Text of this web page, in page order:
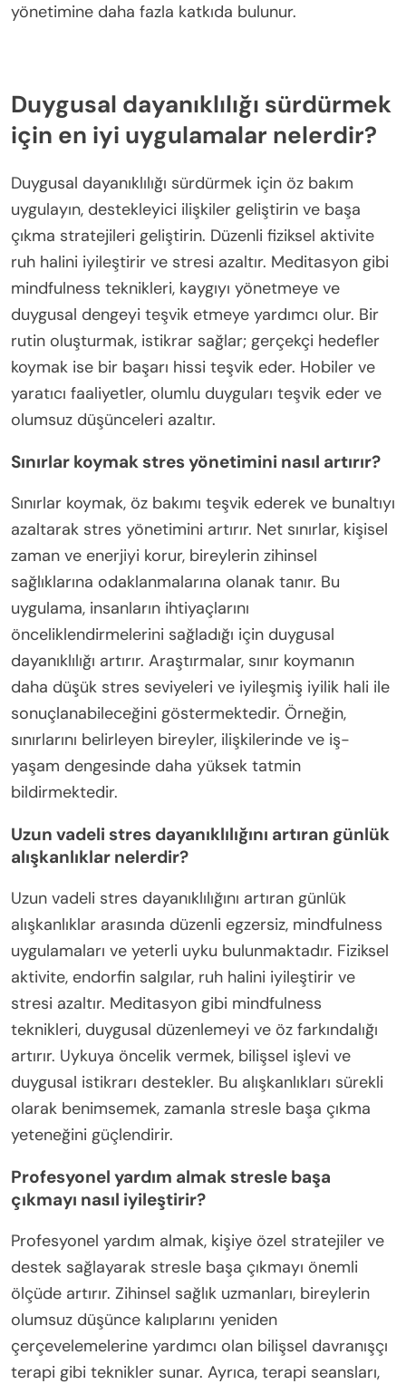
yönetimine daha fazla katkıda bulunur.
Duygusal dayanıklılığı sürdürmek
için en iyi uygulamalar nelerdir?
Duygusal dayanıklılığı sürdürmek için öz bakım
uygulayın, destekleyici ilişkiler geliştirin ve başa
çıkma stratejileri geliştirin. Düzenli fiziksel aktivite
ruh halini iyileştirir ve stresi azaltır. Meditasyon gibi
mindfulness teknikleri, kaygıyı yönetmeye ve
duygusal dengeyi teşvik etmeye yardımcı olur. Bir
rutin oluşturmak, istikrar sağlar; gerçekçi hedefler
koymak ise bir başarı hissi teşvik eder. Hobiler ve
yaratıcı faaliyetler, olumlu duyguları teşvik eder ve
olumsuz düşünceleri azaltır.
Sınırlar koymak stres yönetimini nasıl artırır?
Sınırlar koymak, öz bakımı teşvik ederek ve bunaltıyı
azaltarak stres yönetimini artırır. Net sınırlar, kişisel
zaman ve enerjiyi korur, bireylerin zihinsel
sağlıklarına odaklanmalarına olanak tanır. Bu
uygulama, insanların ihtiyaçlarını
önceliklendirmelerini sağladığı için duygusal
dayanıklılığı artırır. Araştırmalar, sınır koymanın
daha düşük stres seviyeleri ve iyileşmiş iyilik hali ile
sonuçlanabileceğini göstermektedir. Örneğin,
sınırlarını belirleyen bireyler, ilişkilerinde ve iş-
yaşam dengesinde daha yüksek tatmin
bildirmektedir.
Uzun vadeli stres dayanıklılığını artıran günlük
alışkanlıklar nelerdir?
Uzun vadeli stres dayanıklılığını artıran günlük
alışkanlıklar arasında düzenli egzersiz, mindfulness
uygulamaları ve yeterli uyku bulunmaktadır. Fiziksel
aktivite, endorfin salgılar, ruh halini iyileştirir ve
stresi azaltır. Meditasyon gibi mindfulness
teknikleri, duygusal düzenlemeyi ve öz farkındalığı
artırır. Uykuya öncelik vermek, bilişsel işlevi ve
duygusal istikrarı destekler. Bu alışkanlıkları sürekli
olarak benimsemek, zamanla stresle başa çıkma
yeteneğini güçlendirir.
Profesyonel yardım almak stresle başa
çıkmayı nasıl iyileştirir?
Profesyonel yardım almak, kişiye özel stratejiler ve
destek sağlayarak stresle başa çıkmayı önemli
ölçüde artırır. Zihinsel sağlık uzmanları, bireylerin
olumsuz düşünce kalıplarını yeniden
çerçevelemelerine yardımcı olan bilişsel davranışçı
terapi gibi teknikler sunar. Ayrıca, terapi seansları,